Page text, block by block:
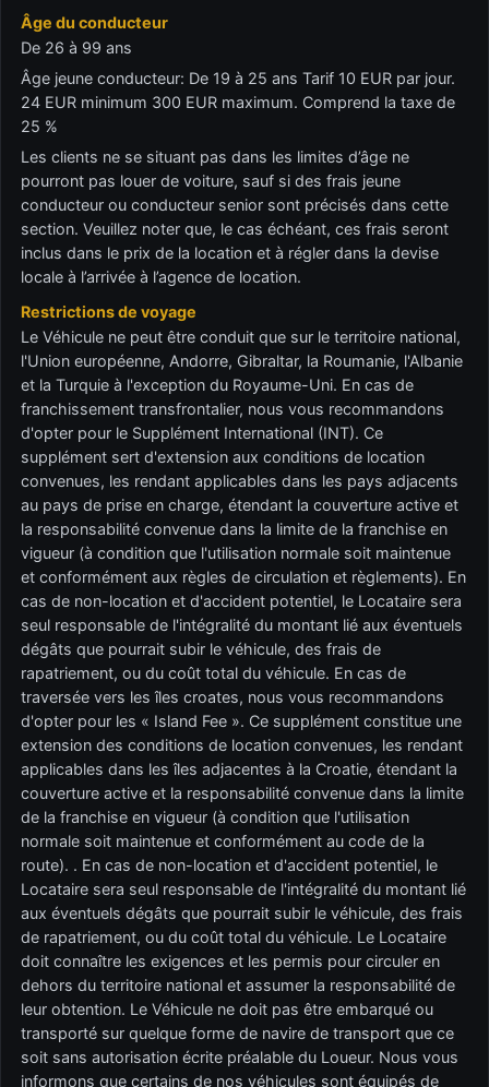
Âge du conducteur
De 26 à 99 ans
Âge jeune conducteur: De 19 à 25 ans Tarif 10 EUR par jour.
24 EUR minimum 300 EUR maximum. Comprend la taxe de
25 %
Les clients ne se situant pas dans les limites d’âge ne
pourront pas louer de voiture, sauf si des frais jeune
conducteur ou conducteur senior sont précisés dans cette
section. Veuillez noter que, le cas échéant, ces frais seront
inclus dans le prix de la location et à régler dans la devise
locale à l’arrivée à l’agence de location.
Restrictions de voyage
Le Véhicule ne peut être conduit que sur le territoire national,
l'Union européenne, Andorre, Gibraltar, la Roumanie, l'Albanie
et la Turquie à l'exception du Royaume-Uni. En cas de
franchissement transfrontalier, nous vous recommandons
d'opter pour le Supplément International (INT). Ce
supplément sert d'extension aux conditions de location
convenues, les rendant applicables dans les pays adjacents
au pays de prise en charge, étendant la couverture active et
la responsabilité convenue dans la limite de la franchise en
vigueur (à condition que l'utilisation normale soit maintenue
et conformément aux règles de circulation et règlements). En
cas de non-location et d'accident potentiel, le Locataire sera
seul responsable de l'intégralité du montant lié aux éventuels
dégâts que pourrait subir le véhicule, des frais de
rapatriement, ou du coût total du véhicule. En cas de
traversée vers les îles croates, nous vous recommandons
d'opter pour les « Island Fee ». Ce supplément constitue une
extension des conditions de location convenues, les rendant
applicables dans les îles adjacentes à la Croatie, étendant la
couverture active et la responsabilité convenue dans la limite
de la franchise en vigueur (à condition que l'utilisation
normale soit maintenue et conformément au code de la
route). . En cas de non-location et d'accident potentiel, le
Locataire sera seul responsable de l'intégralité du montant lié
aux éventuels dégâts que pourrait subir le véhicule, des frais
de rapatriement, ou du coût total du véhicule. Le Locataire
doit connaître les exigences et les permis pour circuler en
dehors du territoire national et assumer la responsabilité de
leur obtention. Le Véhicule ne doit pas être embarqué ou
transporté sur quelque forme de navire de transport que ce
soit sans autorisation écrite préalable du Loueur. Nous vous
informons que certains de nos véhicules sont équipés de